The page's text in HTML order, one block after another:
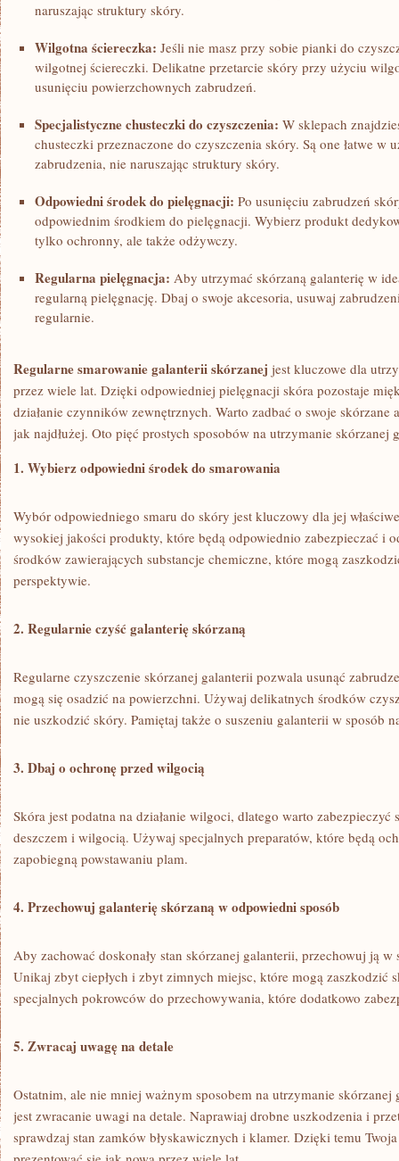
⁢naruszając struktury skóry.
Wilgotna ściereczka: Jeśli ⁣nie masz przy sobie pianki do
wilgotnej ‍ściereczki. Delikatne przetarcie skóry przy użyciu
usunięciu powierzchownych zabrudzeń.
Specjalistyczne chusteczki do czyszczenia: W sklepach
chusteczki​ przeznaczone do czyszczenia skóry. Są one łatwe w
zabrudzenia, nie naruszając struktury skóry.
Odpowiedni środek do pielęgnacji: Po usunięciu zabrudzeń
‍odpowiednim środkiem ​do pielęgnacji. Wybierz produkt
tylko ochronny, ale⁢ także odżywczy.
Regularna pielęgnacja: Aby utrzymać skórzaną galanterię w
regularną pielęgnację. Dbaj o swoje akcesoria, usuwaj
regularnie.
Regularne smarowanie galanterii‍ skórzanej jest kluczowe dla
przez wiele lat. Dzięki odpowiedniej⁢ pielęgnacji skóra pozostaje
działanie czynników zewnętrznych. Warto zadbać o swoje skórzane
jak najdłużej. Oto pięć prostych sposobów na utrzymanie skórzanej⁢
1. Wybierz odpowiedni środek do ‌smarowania
Wybór odpowiedniego ⁣smaru do skóry jest​ kluczowy dla‌ jej
wysokiej jakości produkty, które będą odpowiednio zabezpieczać i
środków zawierających substancje chemiczne, które mogą
perspektywie.
2. Regularnie czyść ‌galanterię skórzaną
Regularne czyszczenie skórzanej galanterii ⁣pozwala usunąć
mogą się osadzić na powierzchni. Używaj delikatnych środków
nie uszkodzić skóry. Pamiętaj także o suszeniu galanterii w sposób
3. Dbaj o ochronę przed wilgocią
Skóra jest podatna na działanie wilgoci, dlatego warto zabezpieczyć
deszczem i wilgocią. Używaj specjalnych preparatów, które będą
zapobiegną powstawaniu plam.
4. Przechowuj⁤ galanterię skórzaną w ‍odpowiedni sposób
Aby zachować doskonały stan skórzanej galanterii, przechowuj ją
Unikaj zbyt ciepłych i zbyt zimnych miejsc, które ‍mogą zaszkodzić
specjalnych ⁤pokrowców do przechowywania, które dodatkowo‌
5. Zwracaj uwagę​ na detale
Ostatnim, ale nie mniej ważnym sposobem na utrzymanie skórzanej
jest zwracanie uwagi na detale. Naprawiaj drobne ⁤uszkodzenia i
sprawdzaj stan zamków błyskawicznych i klamer. Dzięki temu